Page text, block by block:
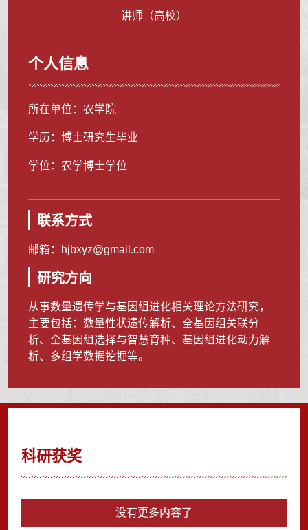
讲师（高校）
个人信息
所在单位：农学院
学历：博士研究生毕业
学位：农学博士学位
联系方式
邮箱： hjbxyz@gmail.com
研究方向
从事数量遗传学与基因组进化相关理论方法研究，
主要包括：数量性状遗传解析、全基因组关联分
析、全基因组选择与智慧育种、基因组进化动力解
析、多组学数据挖掘等。
科研获奖
没有更多内容了